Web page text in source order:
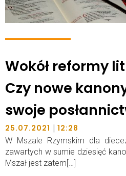
Wokół reformy
Czy nowe
swoje
25.07.2021 | 12:28
W Mszale Rzymskim dla
zawartych w sumie dziesięć
Mszał jest zatem[…]